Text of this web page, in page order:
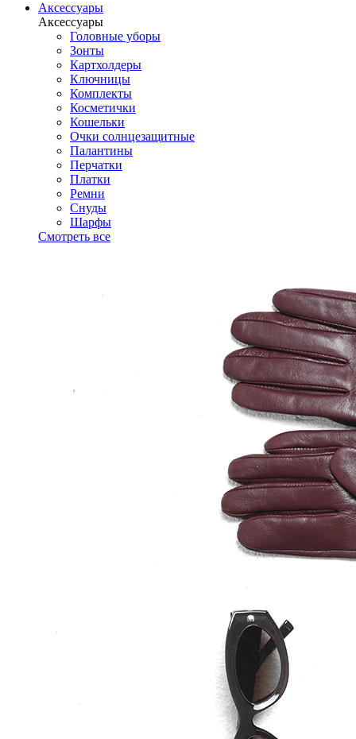
Аксессуары
Аксессуары
Головные уборы
Зонты
Картхолдеры
Ключницы
Комплекты
Косметички
Кошельки
Очки солнцезащитные
Палантины
Перчатки
Платки
Ремни
Снуды
Шарфы
Смотреть все